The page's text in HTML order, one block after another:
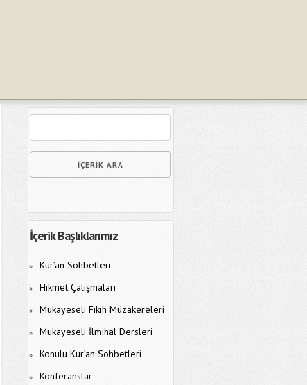
İçerik Başlıklarımız
Kur’an Sohbetleri
Hikmet Çalışmaları
Mukayeseli Fıkıh Müzakereleri
Mukayeseli İlmihal Dersleri
Konulu Kur’an Sohbetleri
Konferanslar